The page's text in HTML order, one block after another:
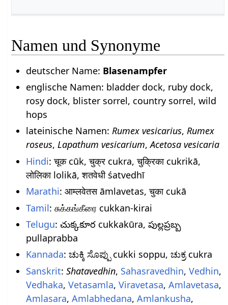
Namen und Synonyme
deutscher Name: Blasenampfer
englische Namen: bladder dock, ruby dock,
rosy dock, blister sorrel, country sorrel, wild
hops
lateinische Namen: Rumex vesicarius, Rumex
roseus, Lapathum vesicarium,Acetosa vesicaria
Hindi: चूक cūk, चुक्र cukra, चुक्रिका cukrikā,
लोलिका lolikā, शतवेधी śatvedhī
Marathi: आम्लवेतस āmlavetas, चुका cukā
Tamil: சுக்கங்கீரை cukkan-kirai
Telugu: చుక్కకూర cukkakūra, పుల్లప్రబ్బ
pullaprabba
Kannada: ಚುಕ್ಕಿ ಸೊಪ್ಪು cukki soppu, ಚುಕ್ರ cukra
Sanskrit: Shatavedhin, Sahasravedhin, Vedhin,
Vedhaka, Vetasamla, Viravetasa, Amlavetasa,
Amlasara, Amlabhedana, Amlankusha,